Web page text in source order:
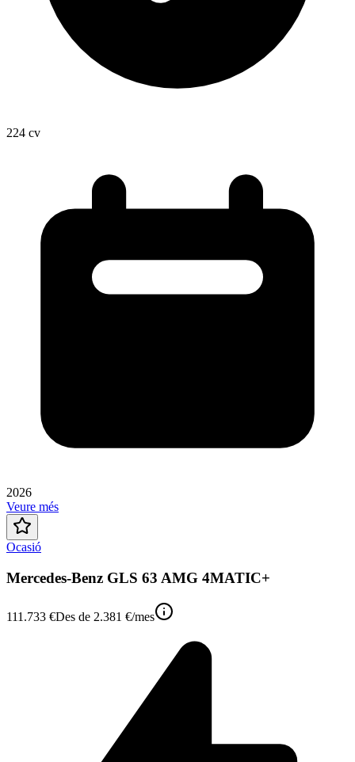
224 cv
2026
Veure més
Ocasió
Mercedes-Benz GLS 63 AMG 4MATIC+
111.733 €Des de 2.381 €/mes